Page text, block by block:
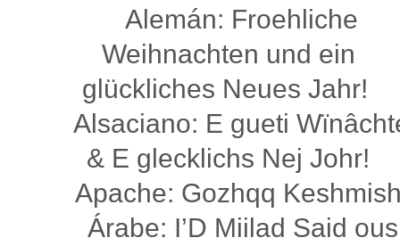
Alemán: Froehliche
Weihnachten und ein
glückliches Neues Jahr!
Alsaciano: E gueti
& E glecklichs Nej Johr!
Apache: Gozhqq
Árabe: I’D Miilad Said ous